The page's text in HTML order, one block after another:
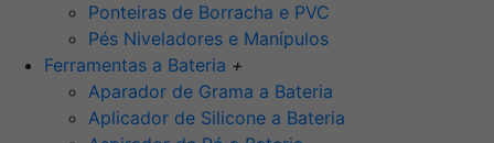
Ponteiras de Borracha e PVC
Pés Niveladores e Manípulos
Ferramentas a Bateria +
Aparador de Grama a Bateria
Aplicador de Silicone a Bateria